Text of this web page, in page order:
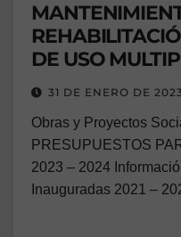
REHABILITACIÓN DE LA
DE USO
Y ATAHUALPA,
ZÁMBIZA.
31 DE ENERO DE 2023
Obras y Proyectos
PRESUPUESTOS
2023 – 2024
Inauguradas 2021 –